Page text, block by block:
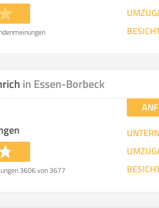
in Essen-Borbeck
3606 von 3677